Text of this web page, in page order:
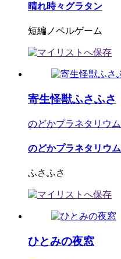
晴れ時々グラタン
短編ノベルゲーム
寄生怪獣ふさふさ
のどかプラネタリウム
のどかプラネタリウム
ふさふさ
ひとみの夜窓